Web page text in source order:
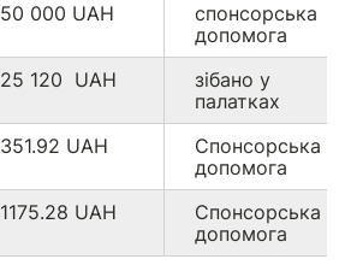
50 000 UAH
спонсорська
допомога
25 120 UAH
зібано у
палатках
351.92 UAH
Спонсорська
допомога
1175.28 UAH
Спонсорська
допомога